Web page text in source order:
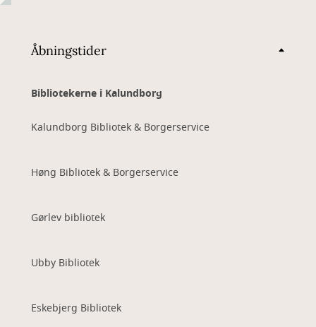
Åbningstider
Bibliotekerne i Kalundborg
Kalundborg Bibliotek & Borgerservice
Høng Bibliotek & Borgerservice
Gørlev bibliotek
Ubby Bibliotek
Eskebjerg Bibliotek